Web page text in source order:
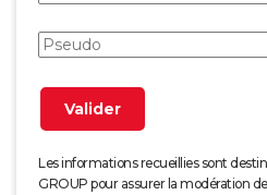
Les informations recueillies sont
GROUP pour assurer la modération